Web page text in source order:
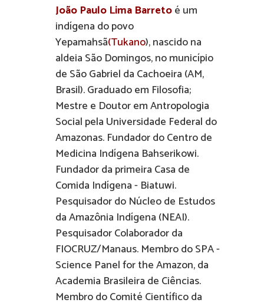
João Paulo Lima Barretoé um
indígena do povo
Yepamahsã(Tukano), nascido na
aldeia São Domingos, no município
de São Gabriel da Cachoeira (AM,
Brasil). Graduado em Filosofia;
Mestre e Doutor em Antropologia
Social pela Universidade Federal do
Amazonas. Fundador do Centro de
Medicina Indígena Bahserikowi.
Fundador da primeira Casa de
Comida Indígena - Biatuwi.
Pesquisador do Núcleo de Estudos
da Amazônia Indígena (NEAI).
Pesquisador Colaborador da
FIOCRUZ/Manaus. Membro do SPA -
Science Panel for the Amazon, da
Academia Brasileira de Ciências.
Membro do Comité Científico da